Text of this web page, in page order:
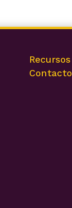
Recursos
Contacto